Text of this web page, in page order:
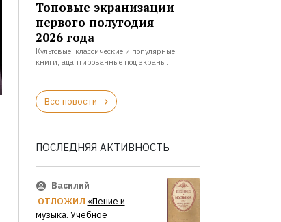
Топовые экранизации
первого полугодия
2026 года
Культовые, классические и популярные
книги, адаптированные под экраны.
Все новости
ПОСЛЕДНЯЯ АКТИВНОСТЬ
Василий
ОТЛОЖИЛ «Пение и
музыка. Учебное